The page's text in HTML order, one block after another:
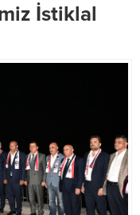
İstiklal